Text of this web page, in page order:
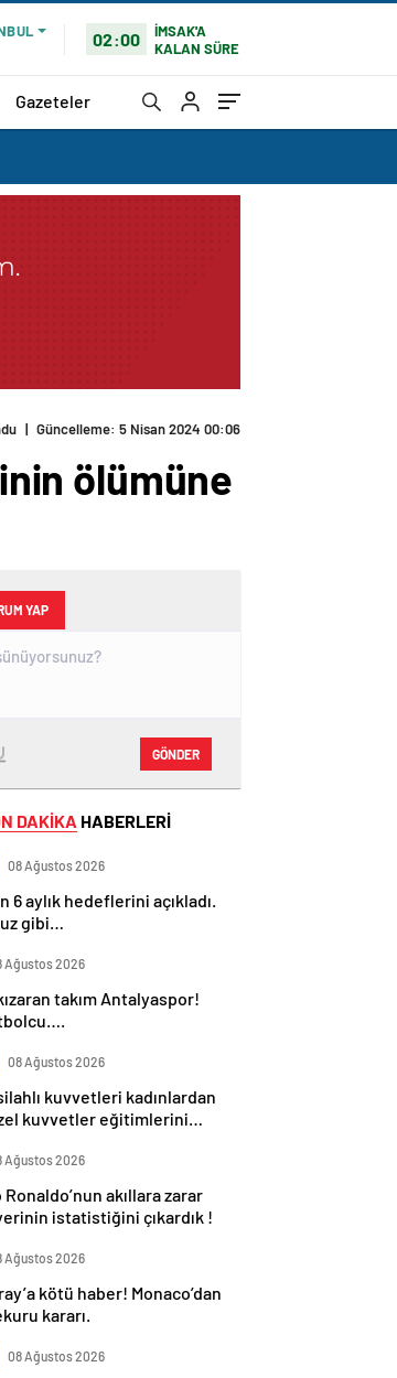
02:00
İMSAK'A
KALAN SÜRE
Gazeteler
| Güncelleme: 5 Nisan 2024 00:06
ölümüne
YAP
GÖNDER
DAKİKA HABERLERİ
08 Ağustos 2026
6 aylık hedeflerini açıkladı.
gibi…
Ağustos 2026
takım Antalyaspor!
08 Ağustos 2026
kuvvetleri kadınlardan
kuvvetler eğitimlerini
Ağustos 2026
akıllara zarar
istatistiğini çıkardık !
Ağustos 2026
kötü haber! Monaco’dan
kararı.
08 Ağustos 2026